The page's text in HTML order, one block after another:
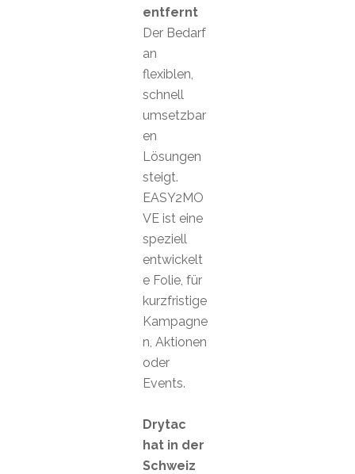
entfernt
Der Bedarf
an
flexiblen,
schnell
umsetzbar
en
Lösungen
steigt.
EASY2MO
VE ist eine
speziell
entwickelt
e Folie, für
kurzfristige
Kampagne
n, Aktionen
oder
Events.
Drytac
hat in der
Schweiz